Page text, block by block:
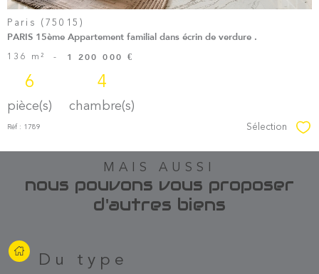
Paris (75015)
PARIS 15ème Appartement familial dans écrin de verdure .
136 m² - 1 200 000 €
6
pièce(s)
4
chambre(s)
Réf : 1789 Sélection
MAIS AUSSI
nous pouvons vous proposer
d'autres biens
Du type